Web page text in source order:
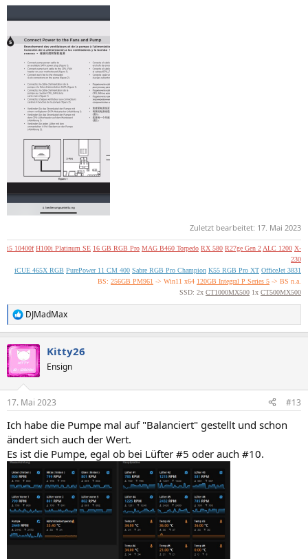
Zuletzt bearbeitet: 17. Mai 2023
i5 10400f H100i Platinum SE 16 GB RGB Pro MAG B460 Torpedo RX 580 R27ge Gen 2 ALC 1200 X-
230
iCUE 465X RGB PurePower 11 CM 400 Sabre RGB Pro Champion K55 RGB Pro XT OfficeJet 3831
BS: 256GB PM961 -> Win11 x64 120GB Integral P Series 5 -> BS n.a.
SSD: 2x CT1000MX500 1x CT500MX500
R
e
k
i
e
:
DJMadMax
Kitty26
Ensign
17. Mai 2023 #13
Ich habe die Pumpe mal auf "Balanciert" gestellt und schon
ändert sich auch der Wert.
Es ist die Pumpe, egal ob bei Lüfter #5 oder auch #10.